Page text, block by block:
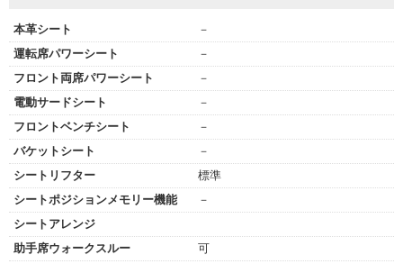
本革シート
－
運転席パワーシート
－
フロント両席パワーシート
－
電動サードシート
－
フロントベンチシート
－
バケットシート
－
シートリフター
標準
シートポジションメモリー機能
－
シートアレンジ
助手席ウォークスルー
可